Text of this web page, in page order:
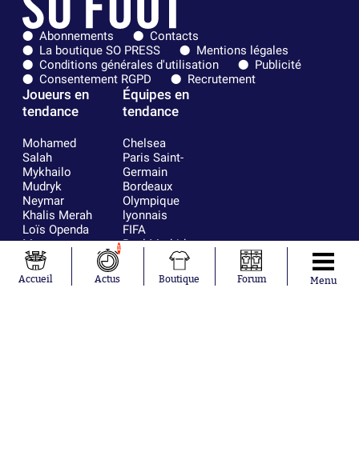
Abonnements
Contacts
La boutique SO PRESS
Mentions légales
Conditions générales d'utilisation
Publicité
Consentement RGPD
Recrutement
Joueurs en
tendance
Mohamed
Salah
Mykhailo
Mudryk
Neymar
Khalis Merah
Loïs Openda
Moussa
Niakhaté
Nicolás
Tagliafico
Équipes en
tendance
Chelsea
Paris Saint-
Germain
Bordeaux
Olympique
lyonnais
FIFA
Real Madrid
RC Strasbourg
AC Milan
France
Accueil
1
Actus Boutique Forum Menu